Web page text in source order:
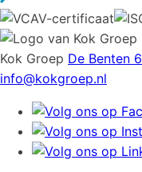
Kok Groep De Benten 6
info@kokgroep.nl